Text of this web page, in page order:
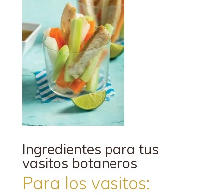
Ingredientes para tus
vasitos botaneros
Para los vasitos: